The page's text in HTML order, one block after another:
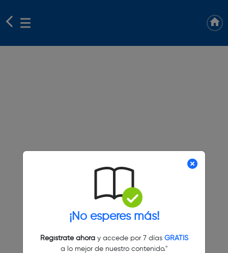
¡No esperes más!
Regístrate ahoray accede por 7 días GRATIS
a lo mejor de nuestro contenido."